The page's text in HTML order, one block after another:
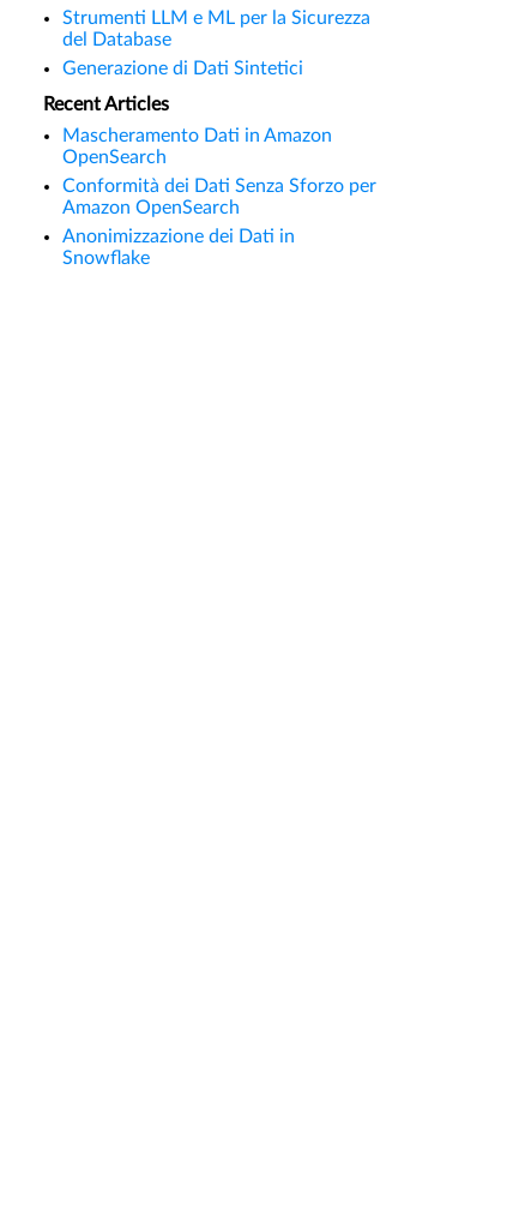
Strumenti LLM e ML per la Sicurezza
del Database
Generazione di Dati Sintetici
Recent Articles
Mascheramento Dati in Amazon
OpenSearch
Conformità dei Dati Senza Sforzo per
Amazon OpenSearch
Anonimizzazione dei Dati in
Snowflake